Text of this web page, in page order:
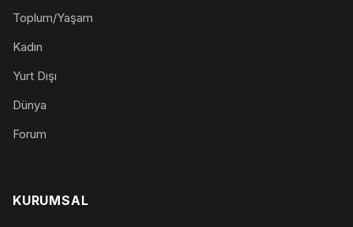
Toplum/Yaşam
Kadın
Yurt Dışı
Dünya
Forum
KURUMSAL